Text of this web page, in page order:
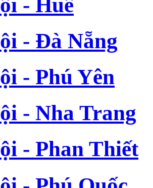
- Đà Nẵng
- Phú Yên
- Nha Trang
- Phan Thiết